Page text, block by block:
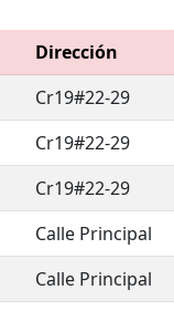
Dirección
Cr19#22-29
Cr19#22-29
Cr19#22-29
Calle Principal
Calle Principal